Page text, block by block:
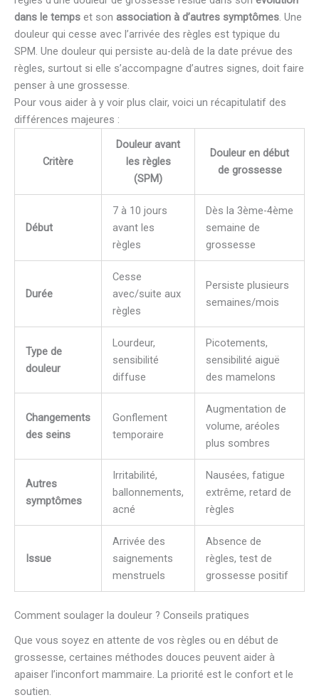
dans le temps et son association à d’autres symptômes . Une
douleur qui cesse avec l’arrivée des règles est typique du
SPM. Une douleur qui persiste au-delà de la date prévue des
règles, surtout si elle s’accompagne d’autres signes, doit faire
penser à une grossesse.
Pour vous aider à y voir plus clair, voici un récapitulatif des
différences majeures :
Critère
Douleur avant
les règles
(SPM)
Douleur en début
de grossesse
Début
7 à 10 jours
avant les
règles
Dès la 3ème-4ème
semaine de
grossesse
Durée
Cesse
avec/suite aux
règles
Persiste plusieurs
semaines/mois
Type de
douleur
Lourdeur,
sensibilité
diffuse
Picotements,
sensibilité aiguë
des mamelons
Changements
des seins
Gonflement
temporaire
Augmentation de
volume, aréoles
plus sombres
Autres
symptômes
Irritabilité,
ballonnements,
acné
Nausées, fatigue
extrême, retard de
règles
Issue
Arrivée des
saignements
menstruels
Absence de
règles, test de
grossesse positif
Comment soulager la douleur ? Conseils pratiques
Que vous soyez en attente de vos règles ou en début de
grossesse, certaines méthodes douces peuvent aider à
apaiser l’inconfort mammaire. La priorité est le confort et le
soutien.